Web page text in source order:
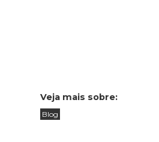
Veja mais sobre:
Blog